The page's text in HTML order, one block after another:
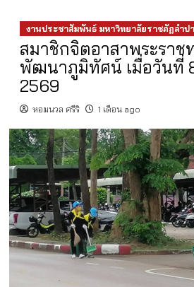
งานประชาสัมพันธ์ มหาวิทยาลัยราชภัฏลำป
สมาชิกจิตอาสาพระราช
พัฒนาภูมิทัศน์ เมื่อวันที่
2569
หอมนวล ศรีริ 1 เดือน ago